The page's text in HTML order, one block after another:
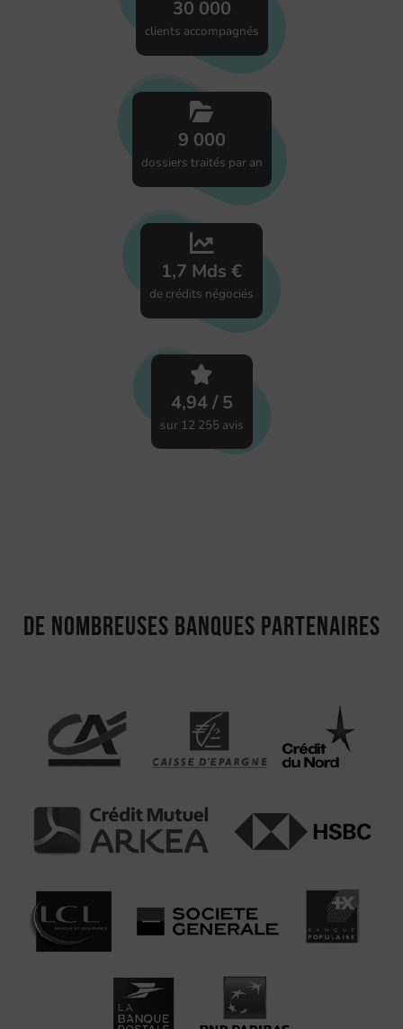
30 000
clients accompagnés
9 000
dossiers traités par an
1,7 Mds €
de crédits négociés
4,94 / 5
sur 12 255 avis
De nombreuses banques partenaires